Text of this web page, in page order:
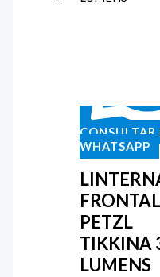
CONSULTAR
WHATSAPP
FRONTAL
PETZL
TIKKINA
LUMENS